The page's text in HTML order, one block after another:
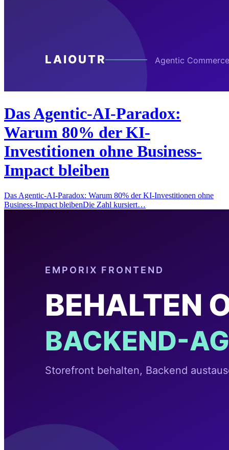
Das Agentic-AI-Paradox:
Warum 80% der KI-
Investitionen ohne Business-
Impact bleiben
Das Agentic-AI-Paradox: Warum 80% der KI-Investitionen ohne
Business-Impact bleibenDie Zahl kursiert…